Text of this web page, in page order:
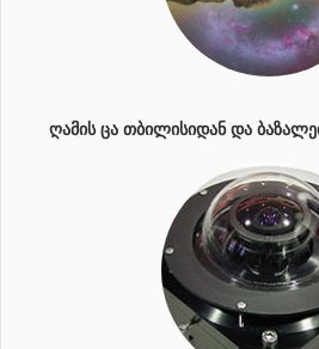
ᲦᲐᲛᲘᲡ ᲪᲐ ᲗᲑᲘᲚᲘᲡᲘᲓᲐᲜ ᲓᲐ